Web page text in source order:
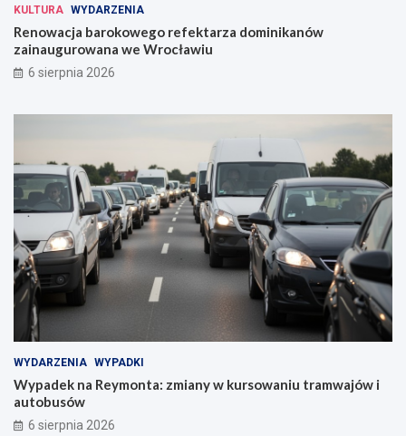
f
e
k
t
a
z
o
m
i
i
k
a
n
ó
z
a
n
a
u
a
n
y
w
k
r
w
a
n
u
t
r
a
m
a
j
w
i
a
KULTURA WYDARZENIA
Renowacja barokowego refektarza dominikanów
zainaugurowana we Wrocławiu
6 sierpnia 2026
WYDARZENIA WYPADKI
Wypadek na Reymonta: zmiany w kursowaniu tramwajów i
autobusów
6 sierpnia 2026